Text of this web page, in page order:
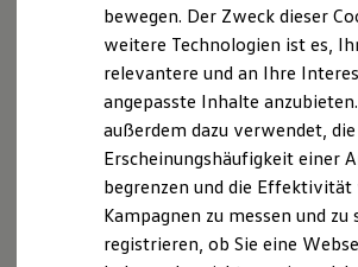
Sicherheit
Garantie und Lebensdauer
Nachhaltigkeit
Kosten und Kauf
Verbrauchskosten
Kaufoptionen
E-Auto-Förderung
Software und Konnektivität
Die ID. Software 6
ID. Software Versionen
Digitale Extras
Nutzungsbedingungen
Datenschutzerklärungen
Cookie-Richtlinie
Lizenzhinweise Dritter
Angaben zum Digital Services Act (DSA)
EU
Produktsicherheitsinformationen
Vertrag
bewegen. Der Zweck dieser
weitere Technologien ist es,
relevantere und an Ihre
angepasste Inhalte
außerdem dazu verwendet, die
Erscheinungshäufigkeit einer
begrenzen und die Effektivität
Kampagnen zu messen und zu
registrieren, ob Sie eine